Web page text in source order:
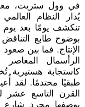
في وول ستريت،
يُدار النظام
تنكشف يومًا بعد يوم
بوضوح طابع
الإنتاج. فما بين
الرأسمال المعاصر
كاستجابة هستيرية
طبقيًا محتدمًا. لقد
القرن التاسع عشر
بوصفها مجرد شارع